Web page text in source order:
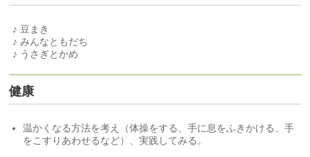
♪ 豆まき
♪ みんなともだち
♪ うさぎとかめ
健康
温かくなる方法を考え（体操をする、手に息をふきかける、手
をこすりあわせるなど）、実践してみる。